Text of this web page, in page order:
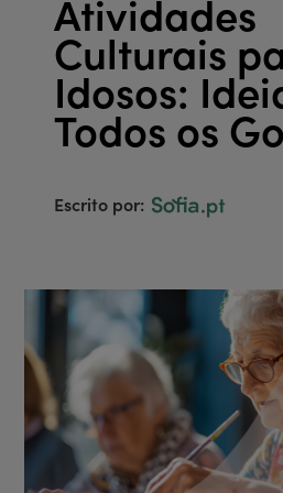
Atividades
Culturais
Idosos:
Todos os
Escrito por: